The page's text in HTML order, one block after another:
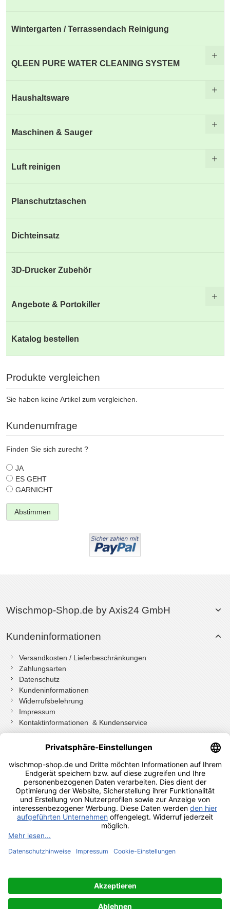
Wintergarten / Terrassendach Reinigung
QLEEN PURE WATER CLEANING SYSTEM
Haushaltsware
Maschinen & Sauger
Luft reinigen
Planschutztaschen
Dichteinsatz
3D-Drucker Zubehör
Angebote & Portokiller
Katalog bestellen
Produkte vergleichen
Sie haben keine Artikel zum vergleichen.
Kundenumfrage
Finden Sie sich zurecht ?
JA
ES GEHT
GARNICHT
Abstimmen
Wischmop-Shop.de by Axis24 GmbH
Kundeninformationen
Versandkosten / Lieferbeschränkungen
Zahlungsarten
Datenschutz
Kundeninformationen
Widerrufsbelehrung
Impressum
Kontaktinformationen & Kundenservice
Wenn Sie mit Kundenkonto bestellt haben, können Sie sich
einloggen
und bei der Bestellung in Ihrem Konto den Widerrufen Button
drücken.
Wenn Sie als Gast bestellt haben klicken Sie auf diesen Button.
Shopauskunft Kundenbewertungen